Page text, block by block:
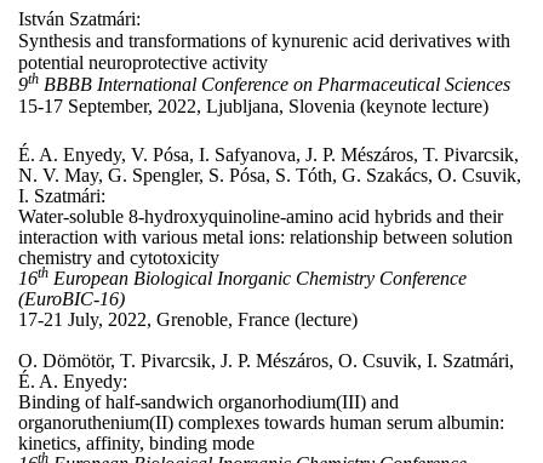
István Szatmári:
Synthesis and transformations of kynurenic acid derivatives with
potential neuroprotective activity
9th BBBB International Conference on Pharmaceutical Sciences
15-17 September, 2022, Ljubljana, Slovenia (keynote lecture)
É. A. Enyedy, V. Pósa, I. Safyanova, J. P. Mészáros, T. Pivarcsik,
N. V. May, G. Spengler, S. Pósa, S. Tóth, G. Szakács, O. Csuvik,
I. Szatmári:
Water-soluble 8-hydroxyquinoline-amino acid hybrids and their
interaction with various metal ions: relationship between solution
chemistry and cytotoxicity
16th European Biological Inorganic Chemistry Conference
(EuroBIC-16)
17-21 July, 2022, Grenoble, France (lecture)
O. Dömötör, T. Pivarcsik, J. P. Mészáros, O. Csuvik, I. Szatmári,
É. A. Enyedy:
Binding of half-sandwich organorhodium(III) and
organoruthenium(II) complexes towards human serum albumin:
kinetics, affinity, binding mode
th